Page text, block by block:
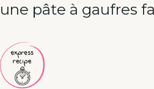
une pâte à gaufres